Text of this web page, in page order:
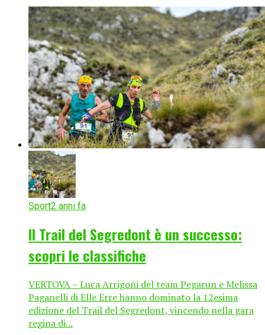
Sport2 anni fa
Il Trail del Segredont è un successo:
scopri le classifiche
VERTOVA – Luca Arrigoni del team Pegarun e Melissa
Paganelli di Elle Erre hanno dominato la 12esima
edizione del Trail del Segredont, vincendo nella gara
regina di...